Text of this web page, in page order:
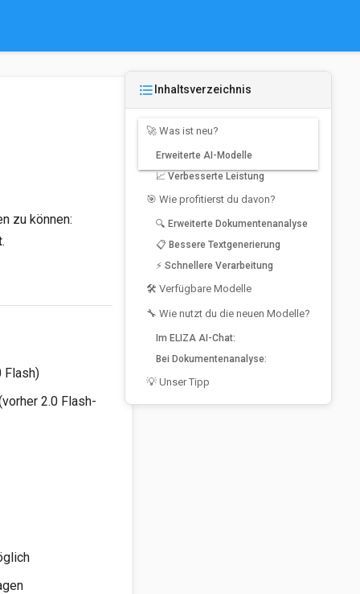
zu können:
.
Flash)
2.0 Flash-
format_list_bulleted Inhaltsverzeichnis
🚀 Was ist neu?
Erweiterte AI-Modelle
📈 Verbesserte Leistung
🎯 Wie profitierst du davon?
🔍 Erweiterte Dokumentenanalyse
📋 Bessere Textgenerierung
⚡ Schnellere Verarbeitung
🛠️ Verfügbare Modelle
🔧 Wie nutzt du die neuen Modelle?
Im ELIZA AI-Chat:
Bei Dokumentenanalyse:
💡 Unser Tipp